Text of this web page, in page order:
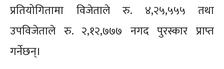
प्रतियोगितामा विजेताले रु. ४,२५,५५५ तथा
उपविजेताले रु. २,१२,७७७ नगद पुरस्कार प्राप्त
गर्नेछन्।